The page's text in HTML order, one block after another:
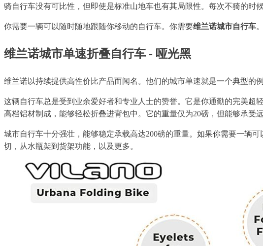
骑自行车没有可比性，但即使是标准山地车也有其局限性。每次不骑的时
你需要一辆可以随时随地跟随你移动的自行车。你需要维兰诺城市自行车。
维兰诺城市单速折叠自行车 - 哑光黑
维兰诺以持续提供高性价比产品而闻名。他们的城市单速就是一个典型的
这辆自行车总是受到业余爱好者和专业人士的赞誉。它是你通勤的完美
高档铝材制成，能够轻松折叠进背包中。它的重量仅为20磅，但能够承受
城市自行车十分强壮，能够稳定承载高达200磅的重量。如果你需要一辆
切，从水瓶架到货架功能，以及更多。